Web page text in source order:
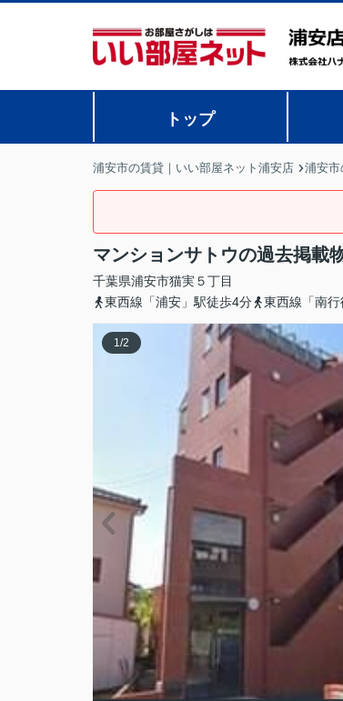
トップ
浦安市の賃貸｜いい部屋ネット浦安店 浦安市
マンションサトウの過去掲載
千葉県浦安市猫実５丁目
東西線「浦安」駅徒歩4分
東西線「南
1/2